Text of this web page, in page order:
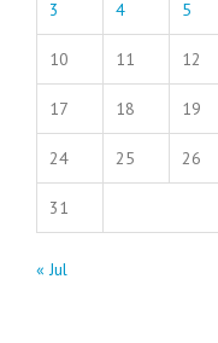
3 4 5
10 11 12
17 18 19
24 25 26
31
« Jul